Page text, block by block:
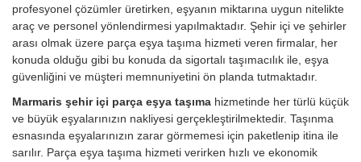
profesyonel çözümler üretirken, eşyanın miktarına uygun nitelikte
araç ve personel yönlendirmesi yapılmaktadır. Şehir içi ve şehirler
arası olmak üzere parça eşya taşıma hizmeti veren firmalar, her
konuda olduğu gibi bu konuda da sigortalı taşımacılık ile, eşya
güvenliğini ve müşteri memnuniyetini ön planda tutmaktadır.
Marmaris şehir içi parça eşya taşıma hizmetinde her türlü küçük
ve büyük eşyalarınızın nakliyesi gerçekleştirilmektedir. Taşınma
esnasında eşyalarınızın zarar görmemesi için paketlenip itina ile
sarılır. Parça eşya taşıma hizmeti verirken hızlı ve ekonomik